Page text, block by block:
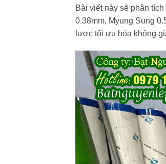
Bài viết này sẽ phân
0.38mm, Myung Sung
lược tối ưu hóa không